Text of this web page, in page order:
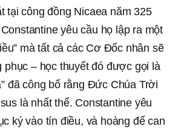
tại công đồng Nicaea năm 325
yêu cầu họ lập ra một
mà tất cả các Cơ Đốc nhân sẽ
phục – học thuyết đó được gọi là
đã công bố rằng Đức Chúa Trời
là nhất thể. Constantine yêu
ký vào tín điều, và hoàng đế can